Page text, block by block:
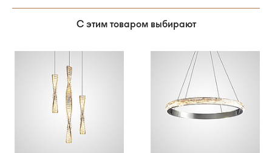
С этим товаром выбирают